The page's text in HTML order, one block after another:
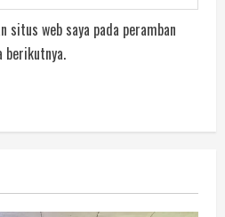
situs web saya pada peramban
berikutnya.